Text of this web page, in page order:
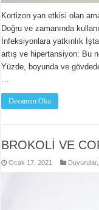
Kortizon yan etkisi olan
Doğru ve zamanında
İnfeksiyonlara yatkınlık
artış ve hipertansiyon: Bu
Yüzde, boyunda ve
…
Devamını Oku
BROKOLİ VE
Ocak 17, 2021 Duyurular,